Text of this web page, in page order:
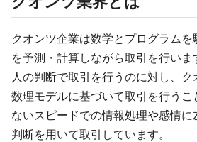
クオンツ企業は数学とプログラム
を予測・計算しながら取引を行い
人の判断で取引を行うのに対し、ク
数理モデルに基づいて取引を行うこ
ないスピードでの情報処理や感情
判断を用いて取引しています。